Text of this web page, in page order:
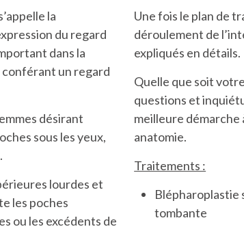
la
du regard
dans la
conférant un regard
désirant
sous les yeux,
lourdes et
les poches
ou les excédents de
Une fois le plan de
déroulement de
expliqués en détails.
Quelle que soit
questions et
meilleure démarche
anatomie.
Traitements :
Blépharoplastie
tombante